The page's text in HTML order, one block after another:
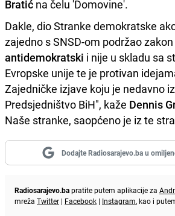
Bratić na čelu 'Domovine'.
Dakle, dio Stranke demokratske
zajedno s SNSD-om podržao
antidemokratski i nije u skladu sa
Evropske unije te je protivan
Zajedničke izjave koju je nedavno
Predsjedništvo BiH", kaže Dennis
Naše stranke, saopćeno je iz te
Dodajte Radiosarajevo.ba u
Radiosarajevo.bapratite putem aplikacije za
mreža Twitter | Facebook | Instagram, kao i